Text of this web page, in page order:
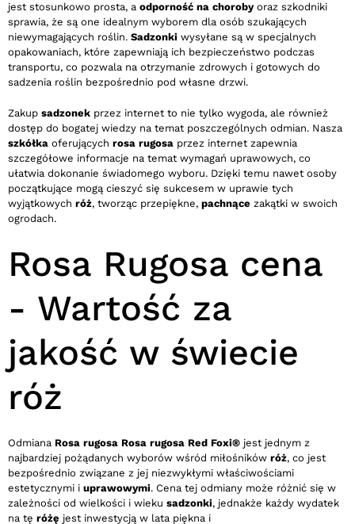
jest stosunkowo prosta, a odporność na chorobyoraz szkodniki
sprawia, że są one idealnym wyborem dla osób szukających
niewymagających roślin. Sadzonki wysyłane są w specjalnych
opakowaniach, które zapewniają ich bezpieczeństwo podczas
transportu, co pozwala na otrzymanie zdrowych i gotowych do
sadzenia roślin bezpośrednio pod własne drzwi.
Zakup sadzonek przez internet to nie tylko wygoda, ale również
dostęp do bogatej wiedzy na temat poszczególnych odmian. Nasza
szkółka oferujących rosa rugosa przez internet zapewnia
szczegółowe informacje na temat wymagań uprawowych, co
ułatwia dokonanie świadomego wyboru. Dzięki temu nawet osoby
początkujące mogą cieszyć się sukcesem w uprawie tych
wyjątkowych róż, tworząc przepiękne, pachnące zakątki w swoich
ogrodach.
Rosa Rugosa cena
- Wartość za
jakość w świecie
róż
Odmiana Rosa rugosa Rosa rugosa Red Foxi® jest jednym z
najbardziej pożądanych wyborów wśród miłośników róż, co jest
bezpośrednio związane z jej niezwykłymi właściwościami
estetycznymi i uprawowymi. Cena tej odmiany może różnić się w
zależności od wielkości i wieku sadzonki, jednakże każdy wydatek
na tę różę jest inwestycją w lata piękna i